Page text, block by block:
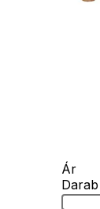
Ár
Darab